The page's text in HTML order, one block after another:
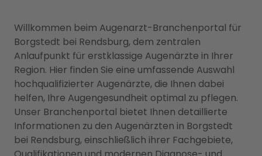
Willkommen beim Augenarzt-Branchenportal für
Borgstedt bei Rendsburg, dem zentralen
Anlaufpunkt für erstklassige Augenärzte in Ihrer
Region. Hier finden Sie eine umfassende Auswahl
hochqualifizierter Augenärzte, die Ihnen dabei
helfen, Ihre Augengesundheit optimal zu pflegen.
Unser Branchenportal bietet Ihnen detaillierte
Informationen zu den Augenärzten in Borgstedt
bei Rendsburg, einschließlich ihrer Fachgebiete,